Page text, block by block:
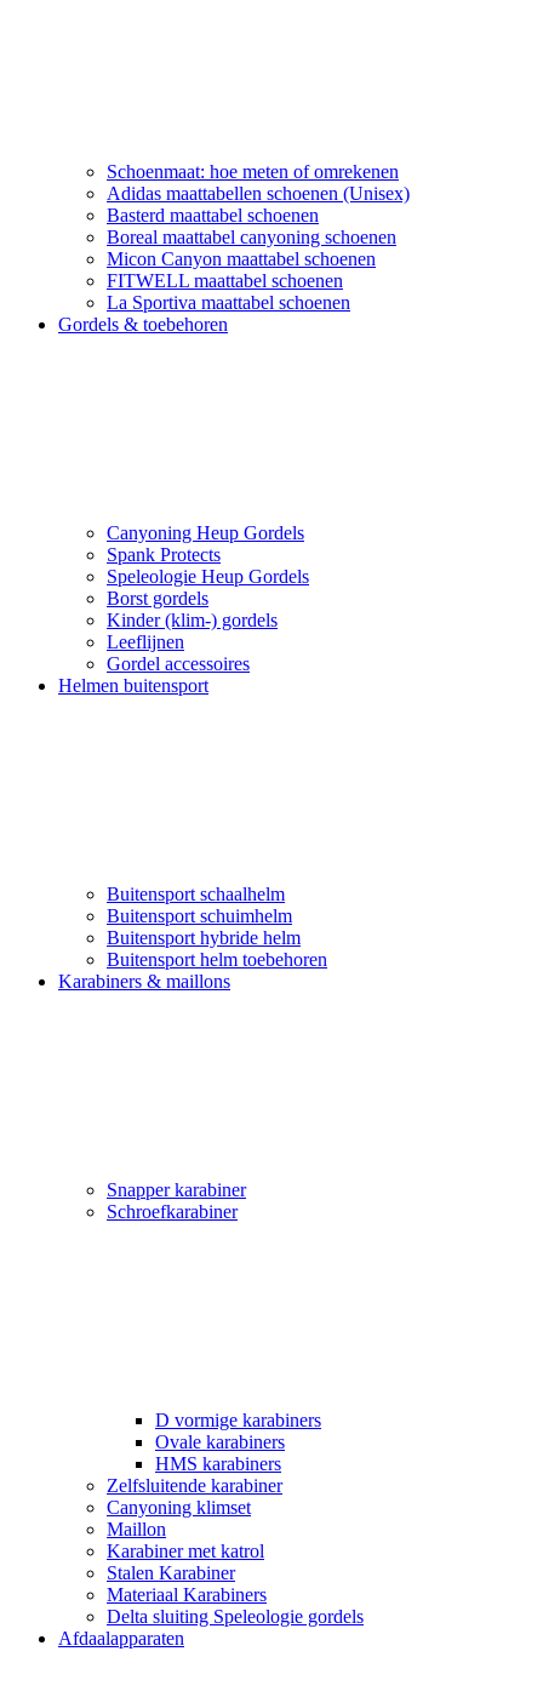
Schoenmaat: hoe meten of omrekenen
Adidas maattabellen schoenen (Unisex)
Basterd maattabel schoenen
Boreal maattabel canyoning schoenen
Micon Canyon maattabel schoenen
FITWELL maattabel schoenen
La Sportiva maattabel schoenen
Gordels & toebehoren
Canyoning Heup Gordels
Spank Protects
Speleologie Heup Gordels
Borst gordels
Kinder (klim-) gordels
Leeflijnen
Gordel accessoires
Helmen buitensport
Buitensport schaalhelm
Buitensport schuimhelm
Buitensport hybride helm
Buitensport helm toebehoren
Karabiners & maillons
Snapper karabiner
Schroefkarabiner
D vormige karabiners
Ovale karabiners
HMS karabiners
Zelfsluitende karabiner
Canyoning klimset
Maillon
Karabiner met katrol
Stalen Karabiner
Materiaal Karabiners
Delta sluiting Speleologie gordels
Afdaalapparaten